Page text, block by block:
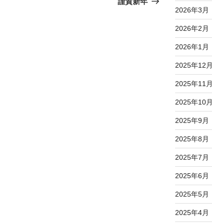
2026年3月
2026年2月
2026年1月
2025年12月
2025年11月
2025年10月
2025年9月
2025年8月
2025年7月
2025年6月
2025年5月
2025年4月